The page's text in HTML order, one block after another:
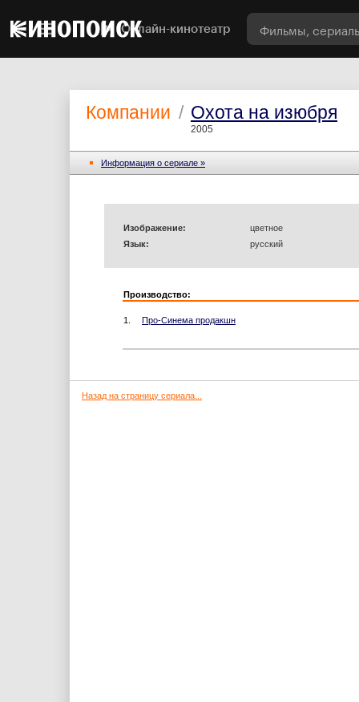
Онлайн-кинотеатр
Компании / Охота на изюбря
2005
Информация o сериале »
Изображение:
цветное
Язык:
русский
Производство:
1. Про-Синема продакшн
Назад на страницу сериала...